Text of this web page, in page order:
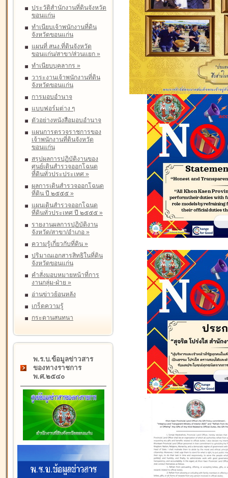
ประวัติสำนักงานที่ดินจังหวัด
ขอนแก่น
ทำเนียบเจ้าพนักงานที่ดิน
จังหวัดขอนแก่น
แผนที่ สนง.ที่ดินจังหวัด
ขอนแก่น/สาขา/ส่วนแยก »
ทำเนียบบุคลากร »
วาระงานเจ้าพนักงานที่ดิน
จังหวัดขอนแก่น
การมอบอำนาจ
แบบฟอร์มต่าง ๆ
ตัวอย่างหนังสือมอบอำนาจ
แผนการตรวจราชการของ
เจ้าพนักงานที่ดินจังหวัด
ขอนแก่น
สรุปผลการปฏิบัติงานของ
ศูนย์เดินสำรวจออกโฉนด
ที่ดินทั่วประประเทศ »
ผลการเดินสำรวจออกโฉนด
ที่ดิน ปี ๒๕๕๕ »
แผนเดินสำรวจออกโฉนด
ที่ดินทั่วประเทศ ปี ๒๕๕๕ »
รายงานผลการปฏิบัติงาน
จังหวัด/สาขา/อำเภอ »
ความรู้เกี่ยวกับที่ดิน »
ปริมาณเอกสารสิทธิในที่ดิน
จังหวัดขอนแก่น
คำสั่งมอบหมายหน้าที่การ
งานกลุ่ม-ฝ่าย »
อ่านข่าวย้อนหลัง
เกร็ดความรู้
กระดานสนทนา
พ.ร.บ.ข้อมูลข่าวสาร
ของทางราชการ
พ.ศ.๒๕๔๐